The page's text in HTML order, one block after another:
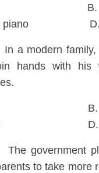
B.
D. an
In a modern
hands with his
B.
D.
The government
to take more